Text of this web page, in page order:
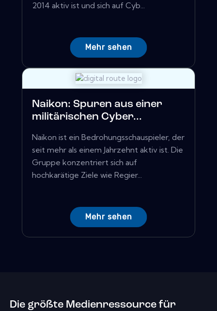
2014 aktiv ist und sich auf Cyb...
Mehr sehen
Naikon: Spuren aus einer
militärischen Cyber...
Naikon ist ein Bedrohungsschauspieler, der
seit mehr als einem Jahrzehnt aktiv ist. Die
Gruppe konzentriert sich auf
hochkarätige Ziele wie Regier...
Mehr sehen
Die größte Medienressource für